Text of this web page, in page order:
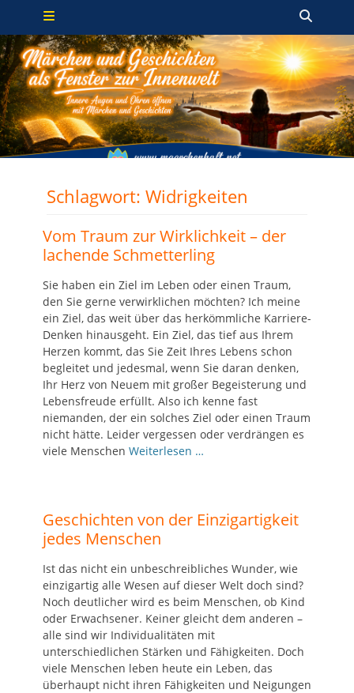
Zum
springen
Primäres Menü
Schlagwort: Widrigkeiten
Vom Traum zur Wirklichkeit – der
lachende Schmetterling
Sie haben ein Ziel im Leben oder einen Traum,
den Sie gerne verwirklichen möchten? Ich meine
ein Ziel, das weit über das herkömmliche Karriere-
Denken hinausgeht. Ein Ziel, das tief aus Ihrem
Herzen kommt, das Sie Zeit Ihres Lebens schon
begleitet und jedesmal, wenn Sie daran denken,
Ihr Herz von Neuem mit großer Begeisterung und
Lebensfreude erfüllt. Also ich kenne fast
niemanden, der ein solches Ziel oder einen Traum
nicht hätte. Leider vergessen oder verdrängen es
viele Menschen Weiterlesen …
Geschichten von der Einzigartigkeit
jedes Menschen
Ist das nicht ein unbeschreibliches Wunder, wie
einzigartig alle Wesen auf dieser Welt doch sind?
Noch deutlicher wird es beim Menschen, ob Kind
oder Erwachsener. Keiner gleicht dem anderen –
alle sind wir Individualitäten mit
unterschiedlichen Stärken und Fähigkeiten. Doch
viele Menschen leben heute ein Leben, das
überhaupt nicht ihren Fähigkeiten und Neigungen